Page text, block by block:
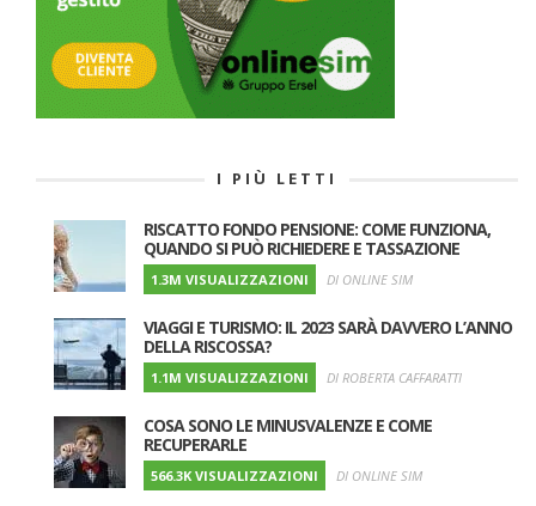
I PIÙ LETTI
RISCATTO FONDO PENSIONE: COME FUNZIONA,
QUANDO SI PUÒ RICHIEDERE E TASSAZIONE
1.3M VISUALIZZAZIONI DI ONLINE SIM
VIAGGI E TURISMO: IL 2023 SARÀ DAVVERO L’ANNO
DELLA RISCOSSA?
1.1M VISUALIZZAZIONI DI ROBERTA CAFFARATTI
COSA SONO LE MINUSVALENZE E COME
RECUPERARLE
566.3K VISUALIZZAZIONI DI ONLINE SIM